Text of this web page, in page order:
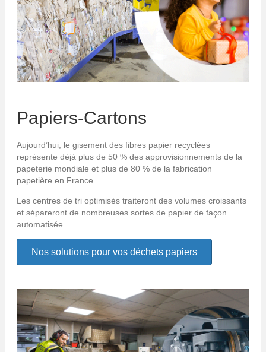
Papiers-Cartons
Aujourd’hui, le gisement des fibres papier recyclées
représente déjà plus de 50 % des approvisionnements de la
papeterie mondiale et plus de 80 % de la fabrication
papetière en France.
Les centres de tri optimisés traiteront des volumes croissants
et sépareront de nombreuses sortes de papier de façon
automatisée.
Nos solutions pour vos déchets papiers